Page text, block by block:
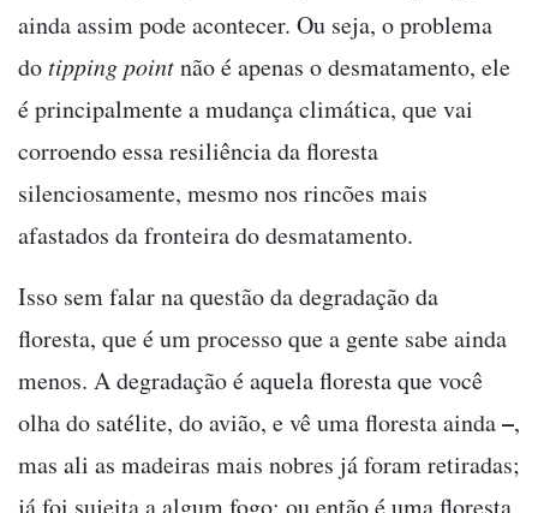
ainda assim pode acontecer. Ou seja, o problema
dotipping pointnão é apenas o desmatamento, ele
é principalmente a mudança climática, que vai
corroendo essa resiliência da floresta
silenciosamente, mesmo nos rincões mais
afastados da fronteira do desmatamento.
Isso sem falar na questão da degradação da
floresta, que é um processo que a gente sabe ainda
menos. A degradação é aquela floresta que você
olha do satélite, do avião, e vê uma floresta ainda–,
mas ali as madeiras mais nobres já foram retiradas;
já foi sujeita a algum fogo; ou então é uma floresta